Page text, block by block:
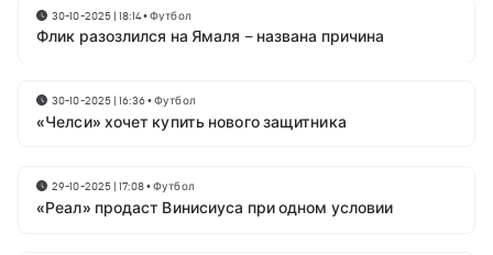
30-10-2025 | 18:14•Футбол
Флик разозлился на Ямаля – названа причина
30-10-2025 | 16:36•Футбол
«Челси» хочет купить нового защитника
29-10-2025 | 17:08•Футбол
«Реал» продаст Винисиуса при одном условии